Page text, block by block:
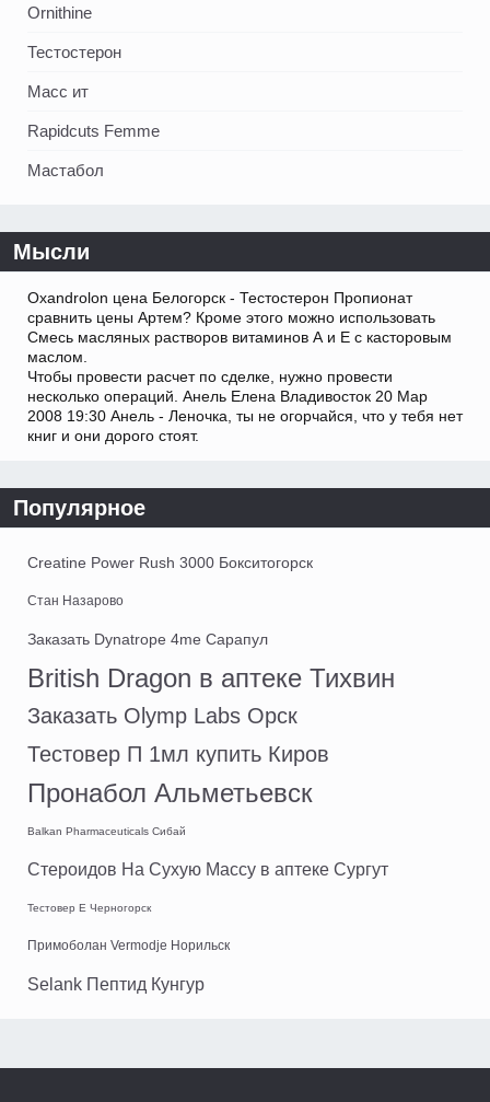
Ornithine
Тестостерон
Масс ит
Rapidcuts Femme
Мастабол
Мысли
Oxandrolon цена Белогорск - Тестостерон Пропионат
сравнить цены Артем? Кроме этого можно использовать
Смесь масляных растворов витаминов А и Е с касторовым
маслом.
Чтобы провести расчет по сделке, нужно провести
несколько операций. Анель Елена Владивосток 20 Мар
2008 19:30 Анель - Леночка, ты не огорчайся, что у тебя нет
книг и они дорого стоят.
Популярное
Сreatine Power Rush 3000 Бокситогорск
Стан Назарово
Заказать Dynatrope 4me Сарапул
British Dragon в аптеке Тихвин
Заказать Olymp Labs Орск
Тестовер П 1мл купить Киров
Пронабол Альметьевск
Balkan Pharmaceuticals Сибай
Стероидов На Сухую Массу в аптеке Сургут
Тестовер Е Черногорск
Примоболан Vermodje Норильск
Selank Пептид Кунгур